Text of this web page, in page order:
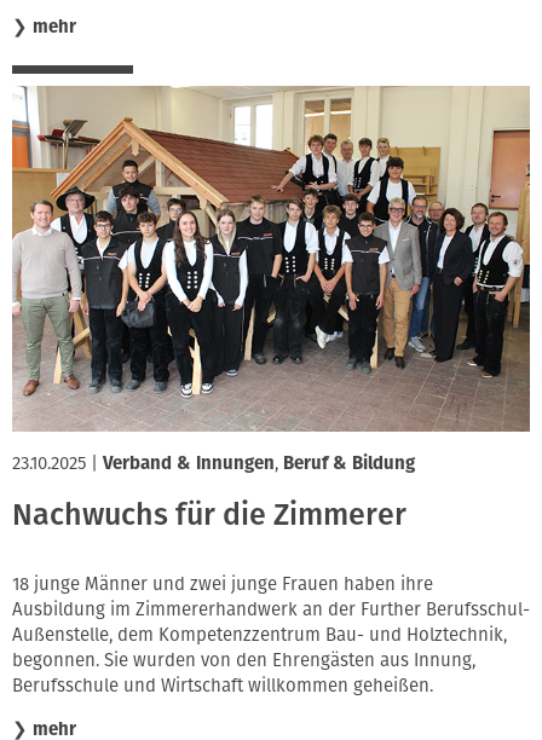
❯ mehr
23.10.2025 Verband & Innungen, Beruf & Bildung
Nachwuchs für die Zimmerer
18 junge Männer und zwei junge Frauen haben ihre
Ausbildung im Zimmererhandwerk an der Further Berufsschul-
Außenstelle, dem Kompetenzzentrum Bau- und Holztechnik,
begonnen. Sie wurden von den Ehrengästen aus Innung,
Berufsschule und Wirtschaft willkommen geheißen.
❯ mehr